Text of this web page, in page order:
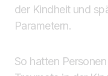
der Kindheit und
Parametern.
So hatten